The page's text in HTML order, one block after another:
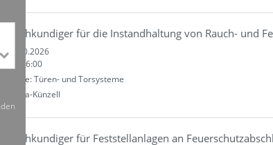
Fachkundiger für die Instandhaltung von Rauch- und
14.10.2026
- 16:00
Türen- und Torsysteme
Fulda-Künzell
Fachkundiger für Feststellanlagen an